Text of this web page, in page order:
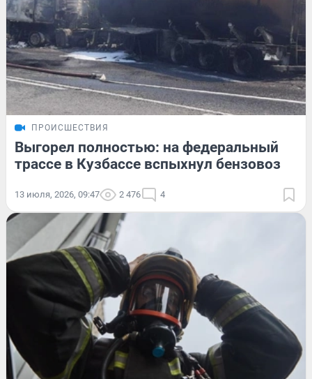
ПРОИСШЕСТВИЯ
Выгорел полностью: на федеральный
трассе в Кузбассе вспыхнул бензовоз
13 июля, 2026, 09:47 2 476 4